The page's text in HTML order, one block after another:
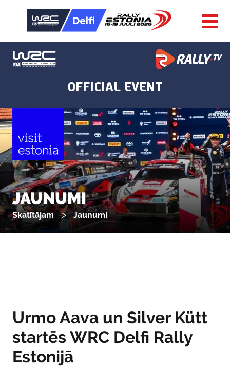
JAUNUMI
Skatītājam Jaunumi
Urmo Aava un Silver Kütt
startēs WRC Delfi Rally
Estonijā